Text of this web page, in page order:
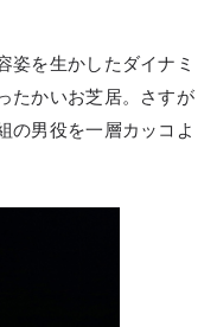
姿を生かしたダイナミ
たかいお芝居。さすが
の男役を一層カッコよ